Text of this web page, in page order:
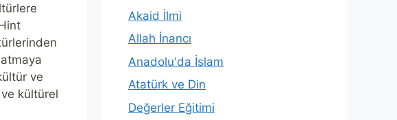
ve
kültürel
Akaid İlmi
Allah İnancı
Anadolu'da İslam
Atatürk ve Din
Değerler Eğitimi